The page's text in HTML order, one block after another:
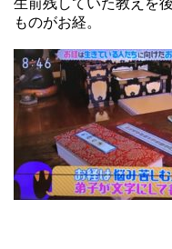
生前残していた教えを
ものがお経。